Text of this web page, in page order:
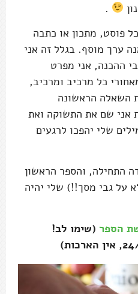
.
פוסט, מתכון או כתבה
ערך מוסף. בגלל זה אני
ההכנה, אני מפרט
כל מרכיב ומרכיב,
השאלה הראשונה
אני שם את התשוקה ואת
שלי יהפכו לרגעים
התחילה, והספר הראשון
על גבי מסך!!) שלי יהיה
הספר (שימו לב!